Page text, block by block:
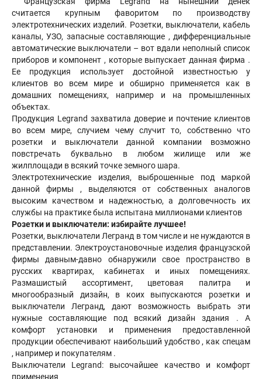
считается крупным фаворитом по производству
электротехнических изделий. Розетки, выключатели, кабель
каналы, УЗО, запасные составляющие , дифференциальные
автоматические выключатели – вот вдали неполный список
приборов и компонент , которые выпускает данная фирма .
Ее продукция использует достойной известностью у
клиентов во всем мире и обширно применяется как в
домашних помещениях, например и на промышленных
объектах.
Продукция Legrand захватила доверие и почтение клиентов
во всем мире, случием чему случит то, собственно что
розетки и выключатели данной компании возможно
повстречать буквально в любом жилище или же
жилплощади в всякий точке земного шара.
Электротехнические изделия, выброшенные под маркой
данной фирмы , выделяются от собственных аналогов
высоким качеством и надежностью, а долговечность их
службы на практике была испытана миллионами клиентов
Розетки и выключатели: избирайте лучшее!
Розетки, выключатели Легранд в том числе и не нуждаются в
представлении. Электроустановочные изделия французской
фирмы давным-давно обнаружили свое пространство в
русских квартирах, кабинетах и иных помещениях.
Размашистый ассортимент, цветовая палитра и
многообразный дизайн, в коих выпускаются розетки и
выключатели Легранд, дают возможность выбрать эти
нужные составляющие под всякий дизайн здания . А
комфорт установки и применения предоставленной
продукции обеспечивают наибольший удобство , как спецам
, например и покупателям .
Выключатели Legrand: высочайшее качество и комфорт
применения